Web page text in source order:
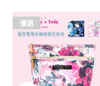
優惠